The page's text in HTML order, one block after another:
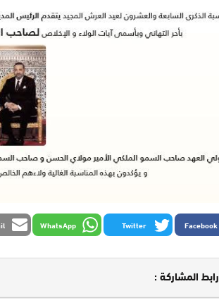
Facebook
Twitter
WhatsApp
رابط المشاركة :